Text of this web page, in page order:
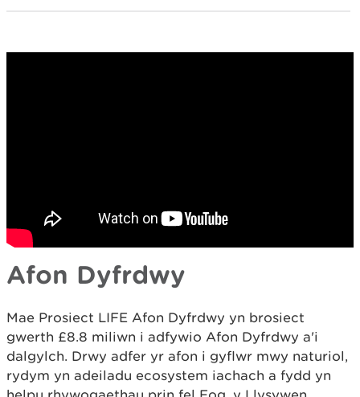
Afon Dyfrdwy
Mae Prosiect LIFE Afon Dyfrdwy yn brosiect
gwerth £8.8 miliwn i adfywio Afon Dyfrdwy a'i
dalgylch. Drwy adfer yr afon i gyflwr mwy naturiol,
rydym yn adeiladu ecosystem iachach a fydd yn